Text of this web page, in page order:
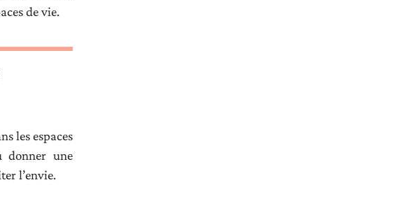
de vie.
les espaces
donner une
l’envie.